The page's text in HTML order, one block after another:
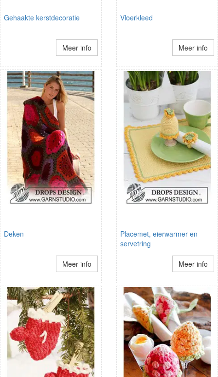
Gehaakte kerstdecoratie
Meer info
Vloerkleed
Meer info
Deken
Meer info
Placemet, eierwarmer en
servetring
Meer info